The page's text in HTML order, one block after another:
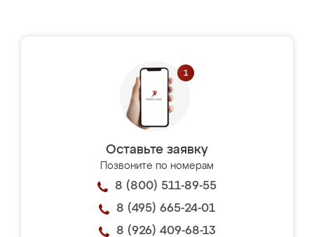
Оставьте заявку
Позвоните по номерам
8 (800) 511-89-55
8 (495) 665-24-01
8 (926) 409-68-13